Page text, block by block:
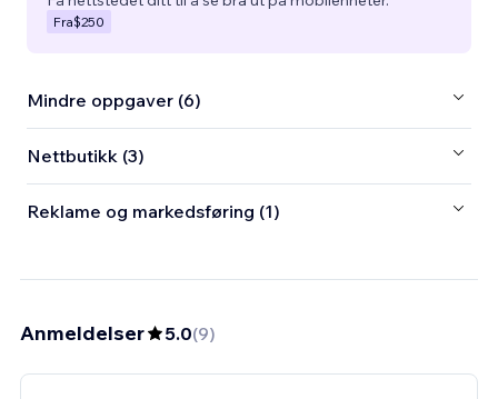
Fra$250
Mindre oppgaver (6)
Nettbutikk (3)
Reklame og markedsføring (1)
Anmeldelser 5.0(9)